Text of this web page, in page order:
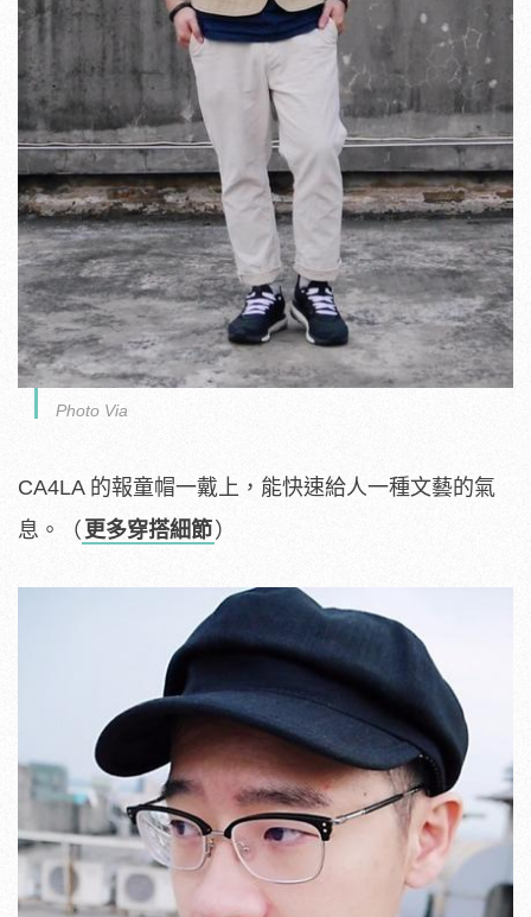
Photo Via
CA4LA 的報童帽一戴上，能快速給人一種文藝的氣
息。（ 更多穿搭細節）